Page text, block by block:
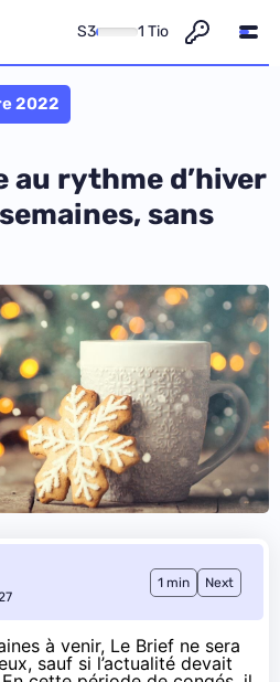
S3 1 Tio
2022
au rythme d’hiver
sans
1 min Next
à venir, Le Brief ne sera
sauf si l’actualité devait